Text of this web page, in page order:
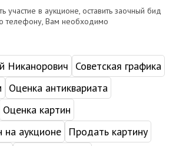
участие в аукционе, оставить заочный бид
телефону, Вам необходимо
Никанорович
Советская графика
Оценка антиквариата
Оценка картин
аукционе
Продать картину